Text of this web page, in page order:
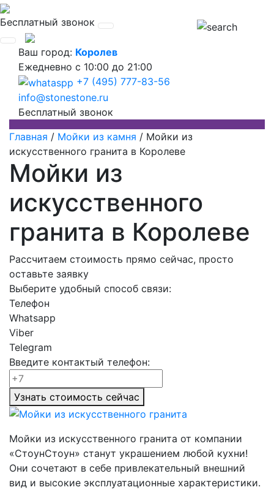
Бесплатный звонок
Ваш город: Королев
Ежедневно с 10:00 до 21:00
+7 (495) 777-83-56
info@stonestone.ru
Бесплатный звонок
Главная / Мойки из камня / Мойки из
искусственного гранита в Королеве
Мойки из
искусственного
гранита в Королеве
Рассчитаем стоимость прямо сейчас, просто
оставьте заявку
Выберите удобный способ связи:
Телефон
Whatsapp
Viber
Telegram
Введите контактый телефон:
Узнать стоимость сейчас
Мойки из искусственного гранита от компании
«СтоунСтоун» станут украшением любой кухни!
Они сочетают в себе привлекательный внешний
вид и высокие эксплуатационные характеристики.